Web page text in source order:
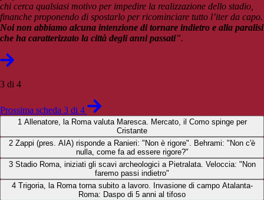
chi cerca qualsiasi motivo per impedire la realizzazione dello stadio,
finanche proponendo di spostarlo per ricominciare tutto l’iter da capo.
Noi non abbiamo alcuna intenzione di tornare indietro e alla paralisi
che ha caratterizzato la città degli anni passati”.
3 di 4
Prossima scheda 3 di 4
1 Allenatore, la Roma valuta Maresca. Mercato, il Como spinge per
Cristante
2 Zappi (pres. AIA) risponde a Ranieri: "Non è rigore". Behrami: "Non c'è
nulla, come fa ad essere rigore?"
3 Stadio Roma, iniziati gli scavi archeologici a Pietralata. Veloccia: "Non
faremo passi indietro"
4 Trigoria, la Roma torna subito a lavoro. Invasione di campo Atalanta-
Roma: Daspo di 5 anni al tifoso